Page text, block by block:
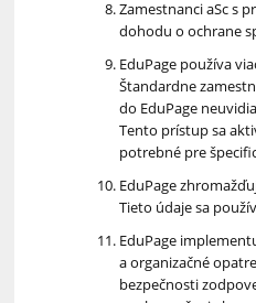
Zamestnanci aSc s
dohodu o ochrane
EduPage používa
Štandardne
do EduPage
Tento prístup sa
potrebné pre
EduPage
Tieto údaje sa
EduPage
a organizačné
bezpečnosti